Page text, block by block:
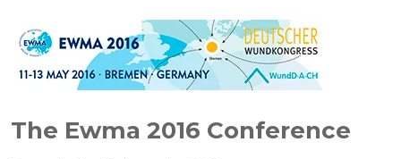
The Ewma 2016 Conference